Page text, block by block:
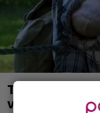
Tuleva
viimeiseksi